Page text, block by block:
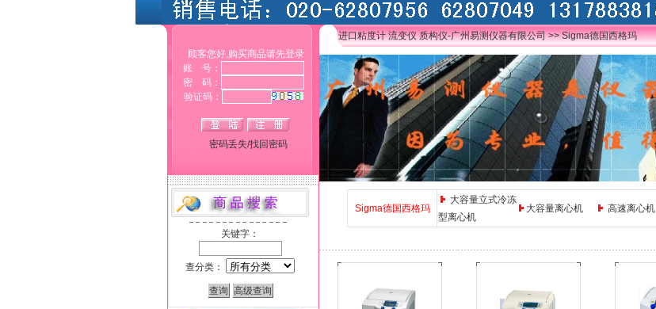
顾客您好,购买商品请先登录
账 号：
密 码：
验证码：
密码丢失/找回密码
关键字：
查分类：
进口粘度计 流变仪 质构仪-广州易测仪器有限公司>> Sigma德国西格玛
Sigma德国西格玛
大容量立式冷冻
型离心机
大容量离心机 高速离心机